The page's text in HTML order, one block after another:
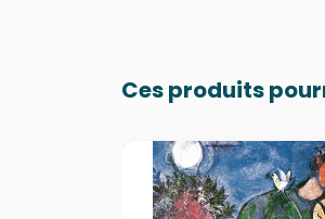
Ces produits